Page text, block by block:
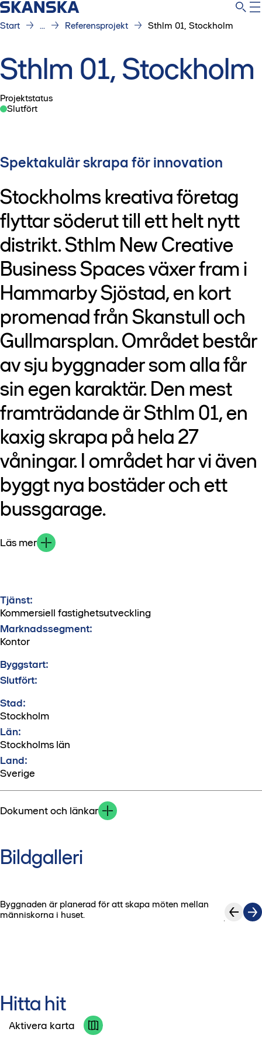
Start ... Referensprojekt Sthlm 01, Stockholm
Sthlm 01, Stockholm
Projektstatus
Slutfört
Spektakulär skrapa för innovation
Stockholms kreativa företag
flyttar söderut till ett helt nytt
distrikt. Sthlm New Creative
Business Spaces växer fram i
Hammarby Sjöstad, en kort
promenad från Skanstull och
Gullmarsplan. Området består
av sju byggnader som alla får
sin egen karaktär. Den mest
framträdande är Sthlm 01, en
kaxig skrapa på hela 27
våningar. I området har vi även
byggt nya bostäder och ett
bussgarage.
Läs mer
Tjänst:
Kommersiell fastighetsutveckling
Marknadssegment:
Kontor
Byggstart:
Slutfört:
Stad:
Stockholm
Län:
Stockholms län
Land:
Sverige
Dokument och länkar
Bildgalleri
Byggnaden är planerad för att skapa möten mellan
människorna i huset.
Hitta hit
Aktivera karta